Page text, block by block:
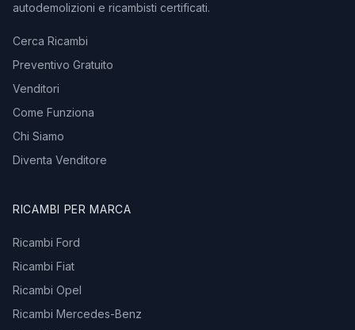
autodemolizioni e ricambisti certificati.
Cerca Ricambi
Preventivo Gratuito
Venditori
Come Funziona
Chi Siamo
Diventa Venditore
RICAMBI PER MARCA
Ricambi Ford
Ricambi Fiat
Ricambi Opel
Ricambi Mercedes-Benz